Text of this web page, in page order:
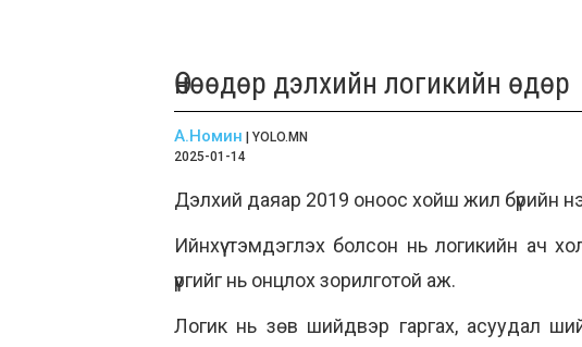
Өнөөдөр дэлхийн логикийн өдөр
А.Номин | YOLO.MN
2025-01-14
Дэлхий даяар 2019 оноос хойш жил бүрийн
Ийнхүү тэмдэглэх болсон нь логикийн ач
үүргийг нь онцлох зорилготой аж.
Логик нь зөв шийдвэр гаргах, асуудал